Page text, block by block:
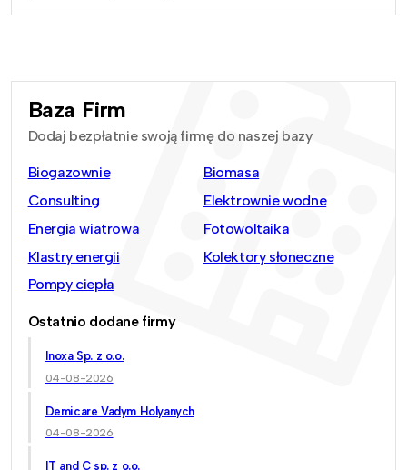
Baza Firm
Dodaj bezpłatnie swoją firmę do naszej bazy
Biogazownie
Biomasa
Consulting
Elektrownie wodne
Energia wiatrowa
Fotowoltaika
Klastry energii
Kolektory słoneczne
Pompy ciepła
Ostatnio dodane firmy
Inoxa Sp. z o.o.
04-08-2026
Demicare Vadym Holyanych
04-08-2026
IT and C sp. z o.o.